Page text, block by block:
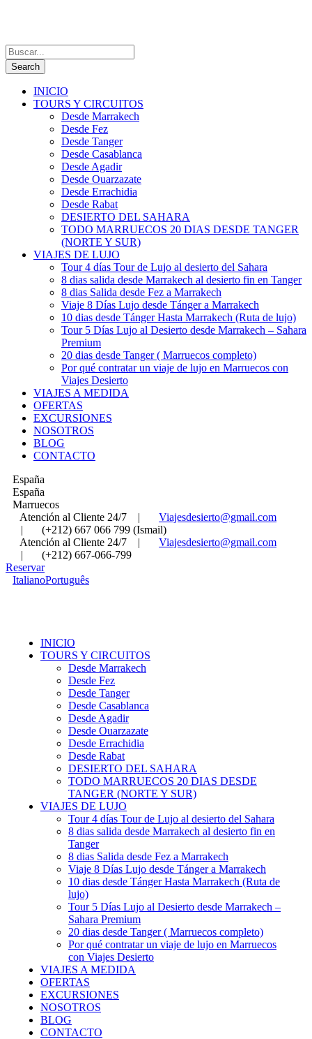
INICIO
TOURS Y CIRCUITOS
Desde Marrakech
Desde Fez
Desde Tanger
Desde Casablanca
Desde Agadir
Desde Ouarzazate
Desde Errachidia
Desde Rabat
DESIERTO DEL SAHARA
TODO MARRUECOS 20 DIAS DESDE TANGER
(NORTE Y SUR)
VIAJES DE LUJO
Tour 4 días Tour de Lujo al desierto del Sahara
8 dias salida desde Marrakech al desierto fin en Tanger
8 dias Salida desde Fez a Marrakech
Viaje 8 Días Lujo desde Tánger a Marrakech
10 dias desde Tánger Hasta Marrakech (Ruta de lujo)
Tour 5 Días Lujo al Desierto desde Marrakech – Sahara
Premium
20 dias desde Tanger ( Marruecos completo)
Por qué contratar un viaje de lujo en Marruecos con
Viajes Desierto
VIAJES A MEDIDA
OFERTAS
EXCURSIONES
NOSOTROS
BLOG
CONTACTO
España
España
Marruecos
Atención al Cliente 24/7
|
Viajesdesierto@gmail.com
|
(+212) 667 066 799 (Ismail)
Atención al Cliente 24/7
|
Viajesdesierto@gmail.com
|
(+212) 667-066-799
Reservar
ItalianoPortuguês
INICIO
TOURS Y CIRCUITOS
Desde Marrakech
Desde Fez
Desde Tanger
Desde Casablanca
Desde Agadir
Desde Ouarzazate
Desde Errachidia
Desde Rabat
DESIERTO DEL SAHARA
TODO MARRUECOS 20 DIAS DESDE
TANGER (NORTE Y SUR)
VIAJES DE LUJO
Tour 4 días Tour de Lujo al desierto del Sahara
8 dias salida desde Marrakech al desierto fin en
Tanger
8 dias Salida desde Fez a Marrakech
Viaje 8 Días Lujo desde Tánger a Marrakech
10 dias desde Tánger Hasta Marrakech (Ruta de
lujo)
Tour 5 Días Lujo al Desierto desde Marrakech –
Sahara Premium
20 dias desde Tanger ( Marruecos completo)
Por qué contratar un viaje de lujo en Marruecos
con Viajes Desierto
VIAJES A MEDIDA
OFERTAS
EXCURSIONES
NOSOTROS
BLOG
CONTACTO